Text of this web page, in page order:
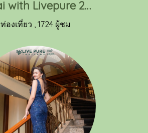
Dubai with Livepure 2023 (1)
ท่องเที่ยว 1724 ผู้ชม